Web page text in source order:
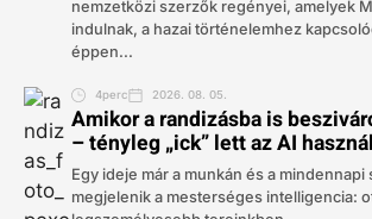
nemzetközi szerzők regényei, amelyek
indulnak, a hazai történelemhez
éppen...
4perc 2026. 08. 05.
Amikor a randizásba is
– tényleg „ick” lett az AI
Egy ideje már a munkán és a
megjelenik a mesterséges intelligencia: